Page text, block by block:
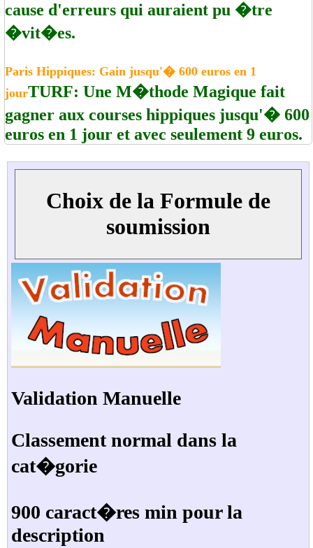
cause d'erreurs qui auraient pu �tre
�vit�es.
Paris Hippiques: Gain jusqu'� 600 euros en 1
jourTURF: Une M�thode Magique fait
gagner aux courses hippiques jusqu'� 600
euros en 1 jour et avec seulement 9 euros.
Choix de la Formule de
soumission
Validation Manuelle
Classement normal dans la
cat�gorie
900 caract�res min pour la
description